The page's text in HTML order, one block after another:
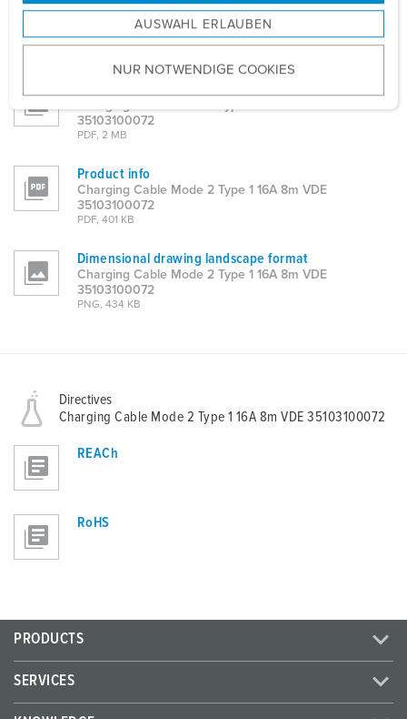
s
u
w
a
AUSWAHL ERLAUBEN
NUR NOTWENDIGE COOKIES
Datasheets & Downloads
35103100072
PDF, 2 MB
Product info
Charging Cable Mode 2 Type 1 16A 8m VDE
35103100072
PDF, 401 KB
Dimensional drawing landscape format
Charging Cable Mode 2 Type 1 16A 8m VDE
35103100072
PNG, 434 KB
Directives
Charging Cable Mode 2 Type 1 16A 8m VDE 35103100072
REACh
RoHS
PRODUCTS
SERVICES